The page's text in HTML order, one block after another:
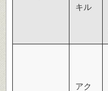
キル
アク